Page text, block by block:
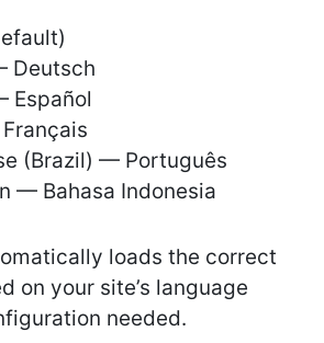
(Brazil) — Português
— Bahasa Indonesia
loads the correct
on your site’s language
needed.